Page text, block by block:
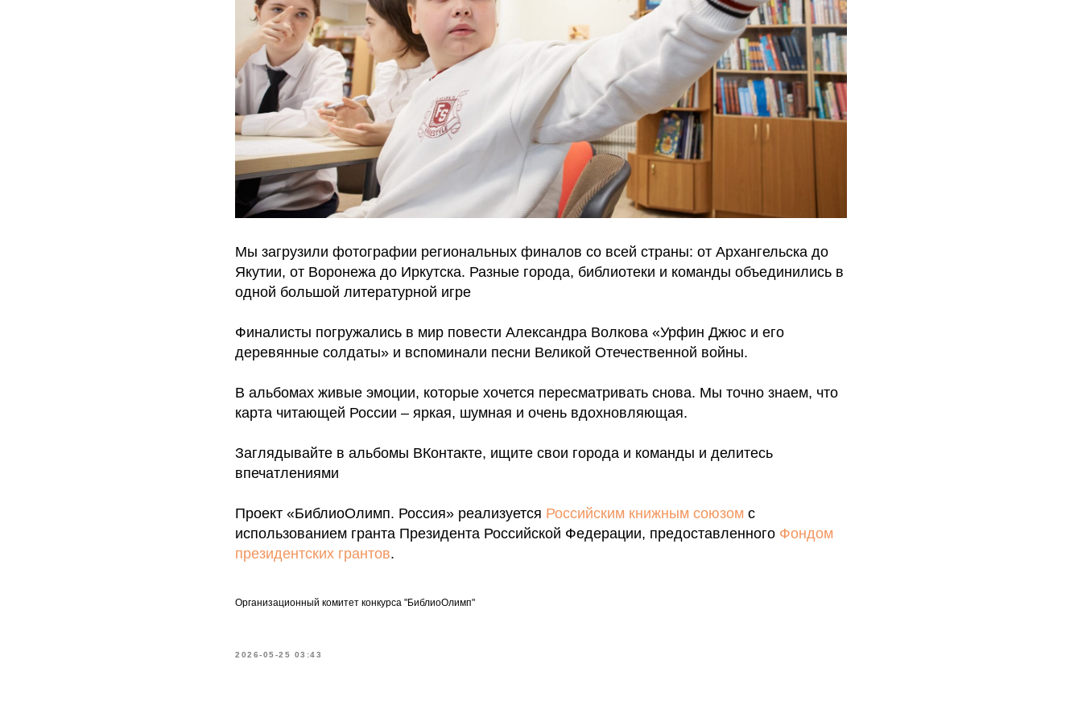
Мы загрузили фотографии региональных финалов со всей страны: от Архангельска до
Якутии, от Воронежа до Иркутска. Разные города, библиотеки и команды объединились в
одной большой литературной игре
Финалисты погружались в мир повести Александра Волкова «Урфин Джюс и его
деревянные солдаты» и вспоминали песни Великой Отечественной войны.
В альбомах живые эмоции, которые хочется пересматривать снова. Мы точно знаем, что
карта читающей России – яркая, шумная и очень вдохновляющая.
Заглядывайте в альбомы ВКонтакте, ищите свои города и команды и делитесь
впечатлениями
Проект «БиблиоОлимп. Россия» реализуется Российским книжным союзом с
использованием гранта Президента Российской Федерации, предоставленного Фондом
президентских грантов.
Организационный комитет конкурса "БиблиоОлимп"
2026-05-25 03:43